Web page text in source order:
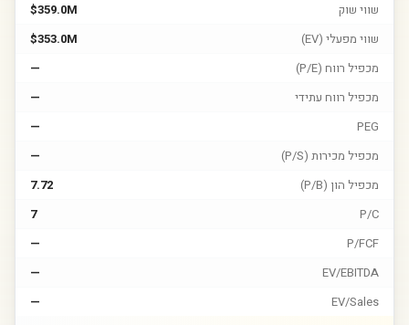
שווי שוק
$359.0M
שווי מפעלי (EV)
$353.0M
מכפיל רווח (P/E)
—
מכפיל רווח עתידי
—
PEG
—
מכפיל מכירות (P/S)
—
מכפיל הון (P/B)
7.72
P/C
7
P/FCF
—
EV/EBITDA
—
EV/Sales
—